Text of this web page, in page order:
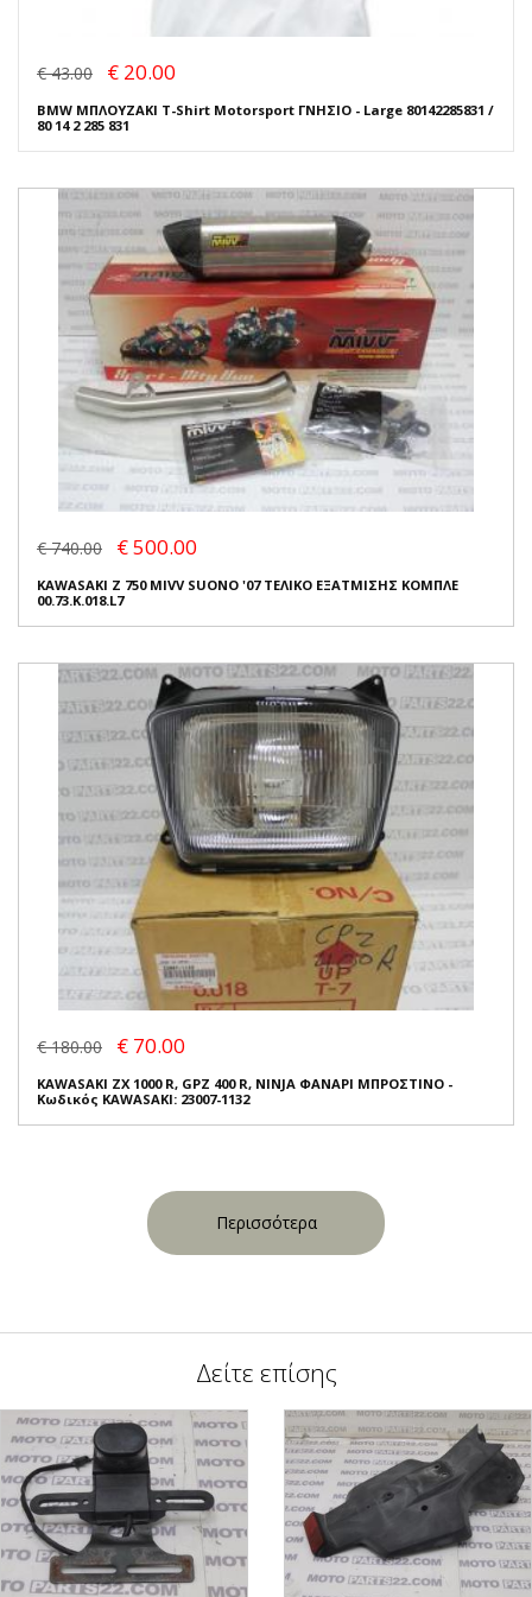
€ 43.00 € 20.00
BMW ΜΠΛΟΥΖΑΚΙ T-Shirt Motorsport ΓΝΗΣΙΟ - Large 80142285831 /
80 14 2 285 831
€ 740.00 € 500.00
KAWASAKI Z 750 MIVV SUONO '07 ΤΕΛΙΚΟ ΕΞΑΤΜΙΣΗΣ ΚΟΜΠΛΕ
00.73.K.018.L7
€ 180.00 € 70.00
KAWASAKI ZX 1000 R, GPZ 400 R, NINJA ΦΑΝΑΡΙ ΜΠΡΟΣΤΙΝΟ -
Κωδικός KAWASAKI: 23007-1132
Περισσότερα
Δείτε επίσης